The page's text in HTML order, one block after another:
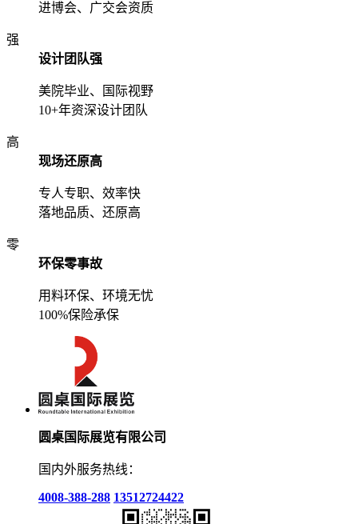
进博会、广交会资质
强
设计团队强
美院毕业、国际视野
10+年资深设计团队
高
现场还原高
专人专职、效率快
落地品质、还原高
零
环保零事故
用料环保、环境无忧
100%保险承保
圆桌国际展览有限公司
国内外服务热线：
4008-388-288 13512724422